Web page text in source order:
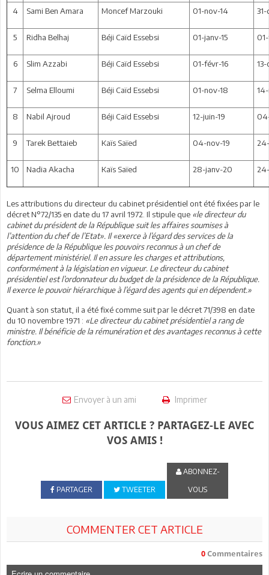
4 Sami Ben Amara Moncef Marzouki 01-nov-14
5 Ridha Belhaj Béji Caïd Essebsi 01-janv-15
6 Slim Azzabi Béji Caïd Essebsi 01-févr-16
7 Selma Elloumi Béji Caïd Essebsi 01-nov-18
8 Nabil Ajroud Béji Caïd Essebsi 12-juin-19
9 Tarek Bettaieb Kaïs Saïed 04-nov-19
10 Nadia Akacha Kaïs Saïed 28-janv-20
Les attributions du directeur du cabinet présidentiel ont été fixées par le
décret N°72/135 en date du 17 avril 1972. Il stipule que «le directeur du
cabinet du président de la République suit les affaires soumises à
l’attention du chef de l’Etat». Il «exerce à l’égard des services de la
présidence de la République les pouvoirs reconnus à un chef de
département ministériel. Il en assure les charges et attributions,
conformément à la législation en vigueur. Le directeur du cabinet
présidentiel est l’ordonnateur du budget de la présidence de la République.
Il exerce le pouvoir hiérarchique à l’égard des agents qui en dépendent.»
Quant à son statut, il a été fixé comme suit par le décret 71/398 en date
du 10 novembre 1971 : «Le directeur du cabinet présidentiel a rang de
ministre. Il bénéficie de la rémunération et des avantages reconnus à cette
fonction.»
Envoyer à un ami Imprimer
VOUS AIMEZ CET ARTICLE ? PARTAGEZ-LE AVEC
VOS AMIS !
PARTAGER TWEETER
ABONNEZ-
VOUS
COMMENTER CET ARTICLE
0 Commentaires